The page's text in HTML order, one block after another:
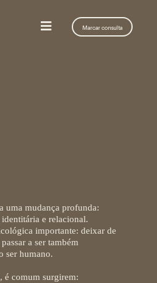
Marcar consulta
uma mudança profunda:
e relacional.
importante: deixar de
a ser também
ser humano.
é comum surgirem: